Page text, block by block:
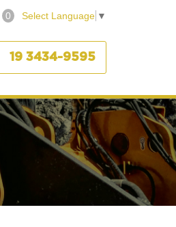
0 Select Language ▼
19 3434-9595